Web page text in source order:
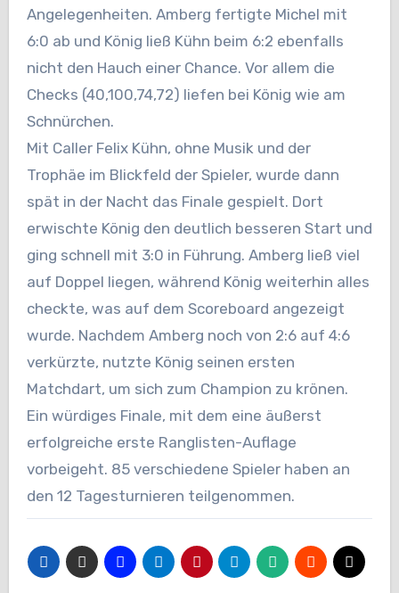
Angelegenheiten. Amberg fertigte Michel mit
6:0 ab und König ließ Kühn beim 6:2 ebenfalls
nicht den Hauch einer Chance. Vor allem die
Checks (40,100,74,72) liefen bei König wie am
Schnürchen.
Mit Caller Felix Kühn, ohne Musik und der
Trophäe im Blickfeld der Spieler, wurde dann
spät in der Nacht das Finale gespielt. Dort
erwischte König den deutlich besseren Start und
ging schnell mit 3:0 in Führung. Amberg ließ viel
auf Doppel liegen, während König weiterhin alles
checkte, was auf dem Scoreboard angezeigt
wurde. Nachdem Amberg noch von 2:6 auf 4:6
verkürzte, nutzte König seinen ersten
Matchdart, um sich zum Champion zu krönen.
Ein würdiges Finale, mit dem eine äußerst
erfolgreiche erste Ranglisten-Auflage
vorbeigeht. 85 verschiedene Spieler haben an
den 12 Tagesturnieren teilgenommen.